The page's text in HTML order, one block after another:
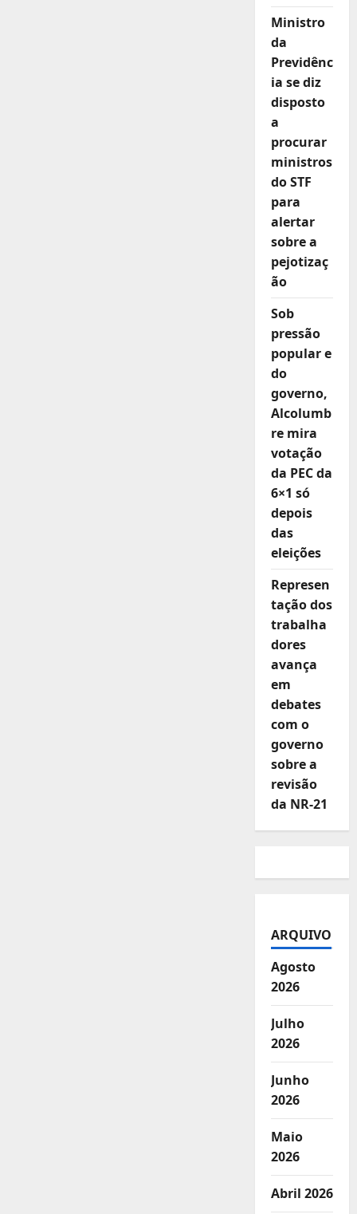
Ministro
da
Previdênc
ia se diz
disposto
a
procurar
ministros
do STF
para
alertar
sobre a
pejotizaç
ão
Sob
pressão
popular e
do
governo,
Alcolumb
re mira
votação
da PEC da
6×1 só
depois
das
eleições
Represen
tação dos
trabalha
dores
avança
em
debates
com o
governo
sobre a
revisão
da NR-21
ARQUIVO
Agosto
2026
Julho
2026
Junho
2026
Maio
2026
Abril 2026